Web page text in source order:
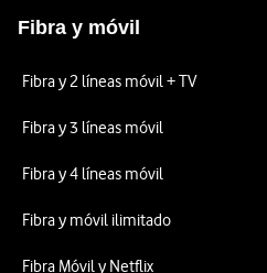
Fibra y móvil
Fibra y 2 líneas móvil + TV
Fibra y 3 líneas móvil
Fibra y 4 líneas móvil
Fibra y móvil ilimitado
Fibra Móvil y Netflix